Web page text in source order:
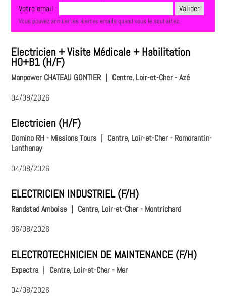
Votre email :
Vous pouvez annuler les alertes emails quand vous le souhaitez.
Electricien + Visite Médicale + Habilitation
HO+B1 (H/F)
Manpower CHATEAU GONTIER | Centre, Loir-et-Cher - Azé
04/08/2026
Electricien (H/F)
Domino RH - Missions Tours
Centre, Loir-et-Cher - Romorantin-
Lanthenay
04/08/2026
ELECTRICIEN INDUSTRIEL (F/H)
Randstad Amboise
Centre, Loir-et-Cher - Montrichard
06/08/2026
ELECTROTECHNICIEN DE MAINTENANCE (F/H)
Expectra | Centre, Loir-et-Cher - Mer
04/08/2026